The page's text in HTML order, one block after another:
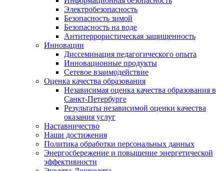
Электробезопасность
Безопасность зимой
Безопасность на воде
Антитеррористическая защищенность
Инновации
Диссеминация педагогического опыта
Инновационные продукты
Сетевое взаимодействие
Оценка качества образования
Независимая оценка качества образования в
Санкт-Петербурге
Результаты независимой оценки качества
оказания услуг
Наставничество
Наши достижения
Политика обработки персональных данных
Энергосбережение и повышение энергетической
эффективности